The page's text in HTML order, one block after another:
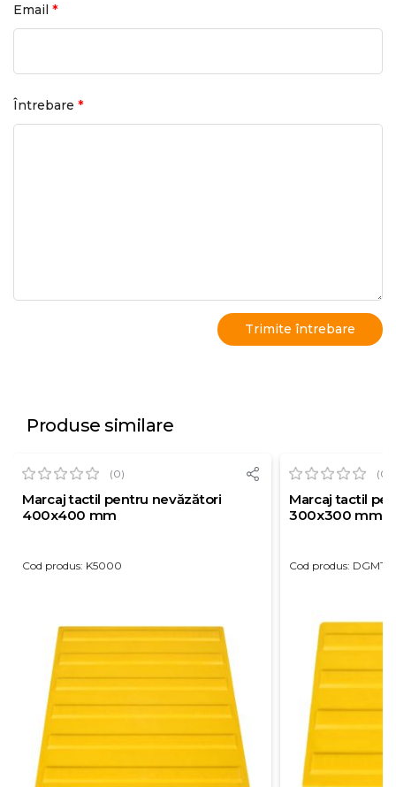
Email *
Întrebare *
Produse similare
(0)
Marcaj tactil pentru nevăzători
400x400 mm
Cod produs: K5000
(0)
Marcaj tactil
300x300 mm
Cod produs: